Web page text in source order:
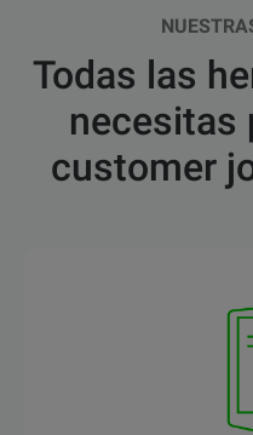
Todas las
necesitas
customer